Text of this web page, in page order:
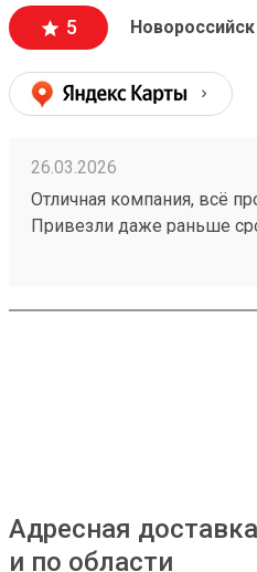
5 Новороссийск
26.03.2026
Отличная компания, всё
Привезли даже раньше
Адресная
и по области